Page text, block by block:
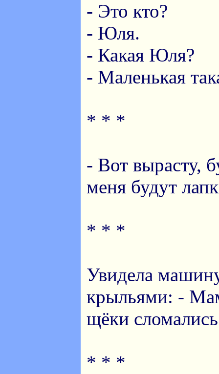
- Это кто?
- Юля.
- Какая Юля?
- Маленькая
* * *
- Вот вырасту,
меня будут
* * *
Увидела
крыльями: -
щёки
* * *